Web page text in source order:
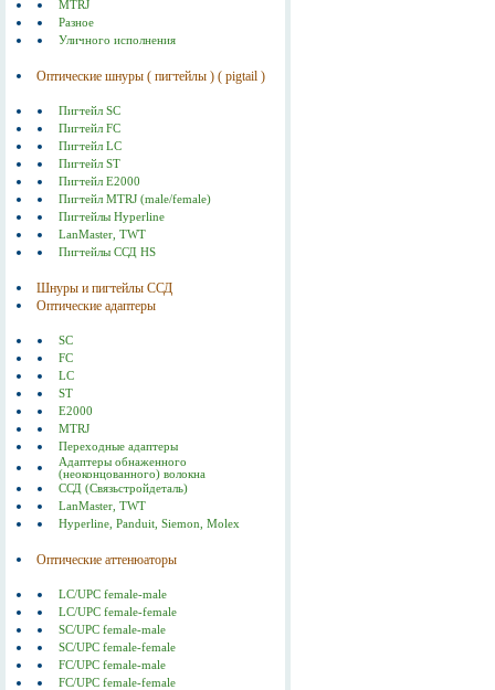
MTRJ
Разное
Уличного исполнения
Оптические шнуры ( пигтейлы ) ( pigtail )
Пигтейл SC
Пигтейл FC
Пигтейл LC
Пигтейл ST
Пигтейл E2000
Пигтейл MTRJ (male/female)
Пигтейлы Hyperline
LanMaster, TWT
Пигтейлы ССД HS
Шнуры и пигтейлы ССД
Оптические адаптеры
SC
FC
LC
ST
E2000
MTRJ
Переходные адаптеры
Адаптеры обнаженного
(неоконцованного) волокна
ССД (Связьстройдеталь)
LanMaster, TWT
Hyperline, Panduit, Siemon, Molex
Оптические аттенюаторы
LC/UPC female-male
LC/UPC female-female
SC/UPC female-male
SC/UPC female-female
FC/UPC female-male
FC/UPC female-female